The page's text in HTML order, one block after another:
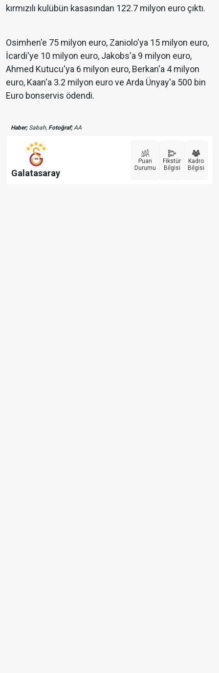
kırmızılı kulübün kasasından 122.7 milyon euro çıktı.
Osimhen'e 75 milyon euro, Zaniolo'ya 15 milyon euro,
İcardi'ye 10 milyon euro, Jakobs'a 9 milyon euro,
Ahmed Kutucu'ya 6 milyon euro, Berkan'a 4 milyon
euro, Kaan'a 3.2 milyon euro ve Arda Ünyay'a 500 bin
Euro bonservis ödendi.
Haber;Sabah, Fotoğraf;AA
Galatasaray
Puan
Durumu
Fikstür
Bilgisi
Kadro
Bilgisi